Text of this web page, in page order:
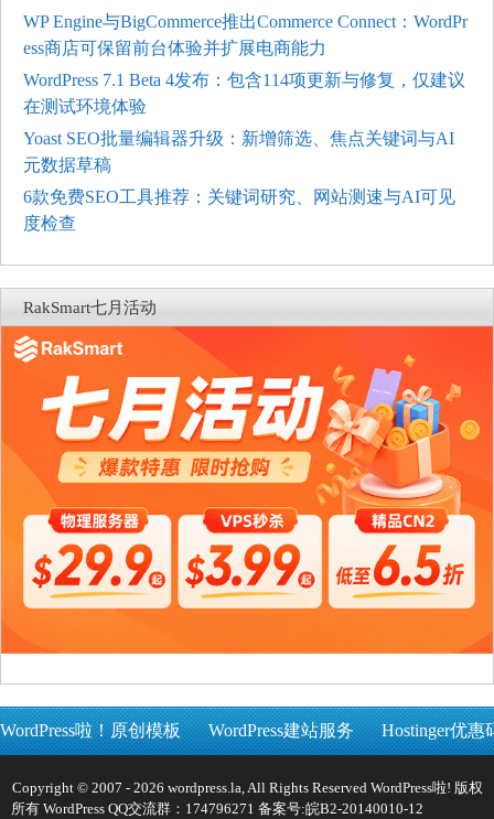
WP Engine与BigCommerce推出Commerce Connect：WordPr
ess商店可保留前台体验并扩展电商能力
WordPress 7.1 Beta 4发布：包含114项更新与修复，仅建议
在测试环境体验
Yoast SEO批量编辑器升级：新增筛选、焦点关键词与AI
元数据草稿
6款免费SEO工具推荐：关键词研究、网站测速与AI可见
度检查
RakSmart七月活动
WordPress啦！原创模板 WordPress建站服务 Hostinger优惠
Copyright © 2007 - 2026 wordpress.la, All Rights Reserved WordPress啦! 版权
所有 WordPress QQ交流群：174796271 备案号:皖B2-20140010-12